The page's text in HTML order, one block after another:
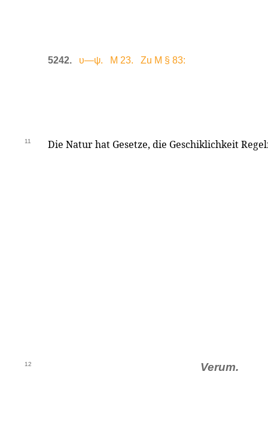
5242. υ—ψ. M 23. Zu M § 83:
11 Die Natur hat Gesetze, die Geschiklichkeit
12 Verum.